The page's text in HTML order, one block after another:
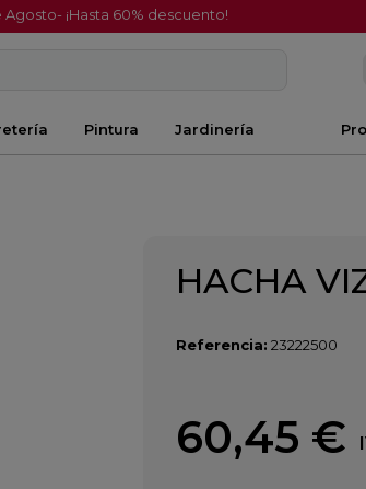
¡Hasta 60% descuento!
Pintura Jardinería
HACHA
Referencia: 23222500
60,45 €